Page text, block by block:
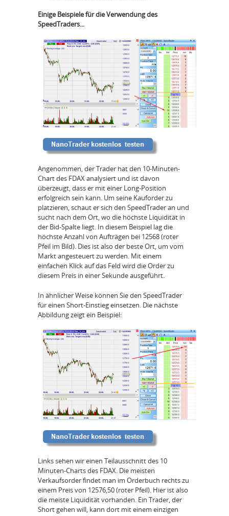
Einige Beispiele für die Verwendung des
SpeedTraders...
Angenommen, der Trader hat den 10-Minuten-
Chart des FDAX analysiert und ist davon
überzeugt, dass er mit einer Long-Position
erfolgreich sein kann. Um seine Kauforder zu
platzieren, schaut er sich den SpeedTrader an und
sucht nach dem Ort, wo die höchste Liquidität in
der Bid-Spalte liegt. In diesem Beispiel lag die
höchste Anzahl von Aufträgen bei 12568 (roter
Pfeil im Bild). Dies ist also der beste Ort, um vom
Markt angesteuert zu werden. Mit einem
einfachen Klick auf das Feld wird die Order zu
diesem Preis in einer Sekunde ausgeführt.
In ähnlicher Weise können Sie den SpeedTrader
für einen Short-Einstieg einsetzen. Die nächste
Abbildung zeigt ein Beispiel:
Links sehen wir einen Teilausschnitt des 10
Minuten-Charts des FDAX. Die meisten
Verkaufsorder findet man im Orderbuch rechts zu
einem Preis von 12576,50 (roter Pfeil). Hier ist also
die meiste Liquidität vorhanden. Ein Trader, der
Short gehen will, kann dort mit einem einzigen